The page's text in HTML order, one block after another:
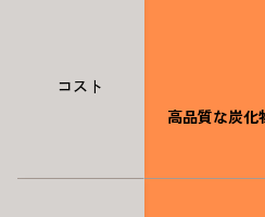
コスト
高品質な炭化